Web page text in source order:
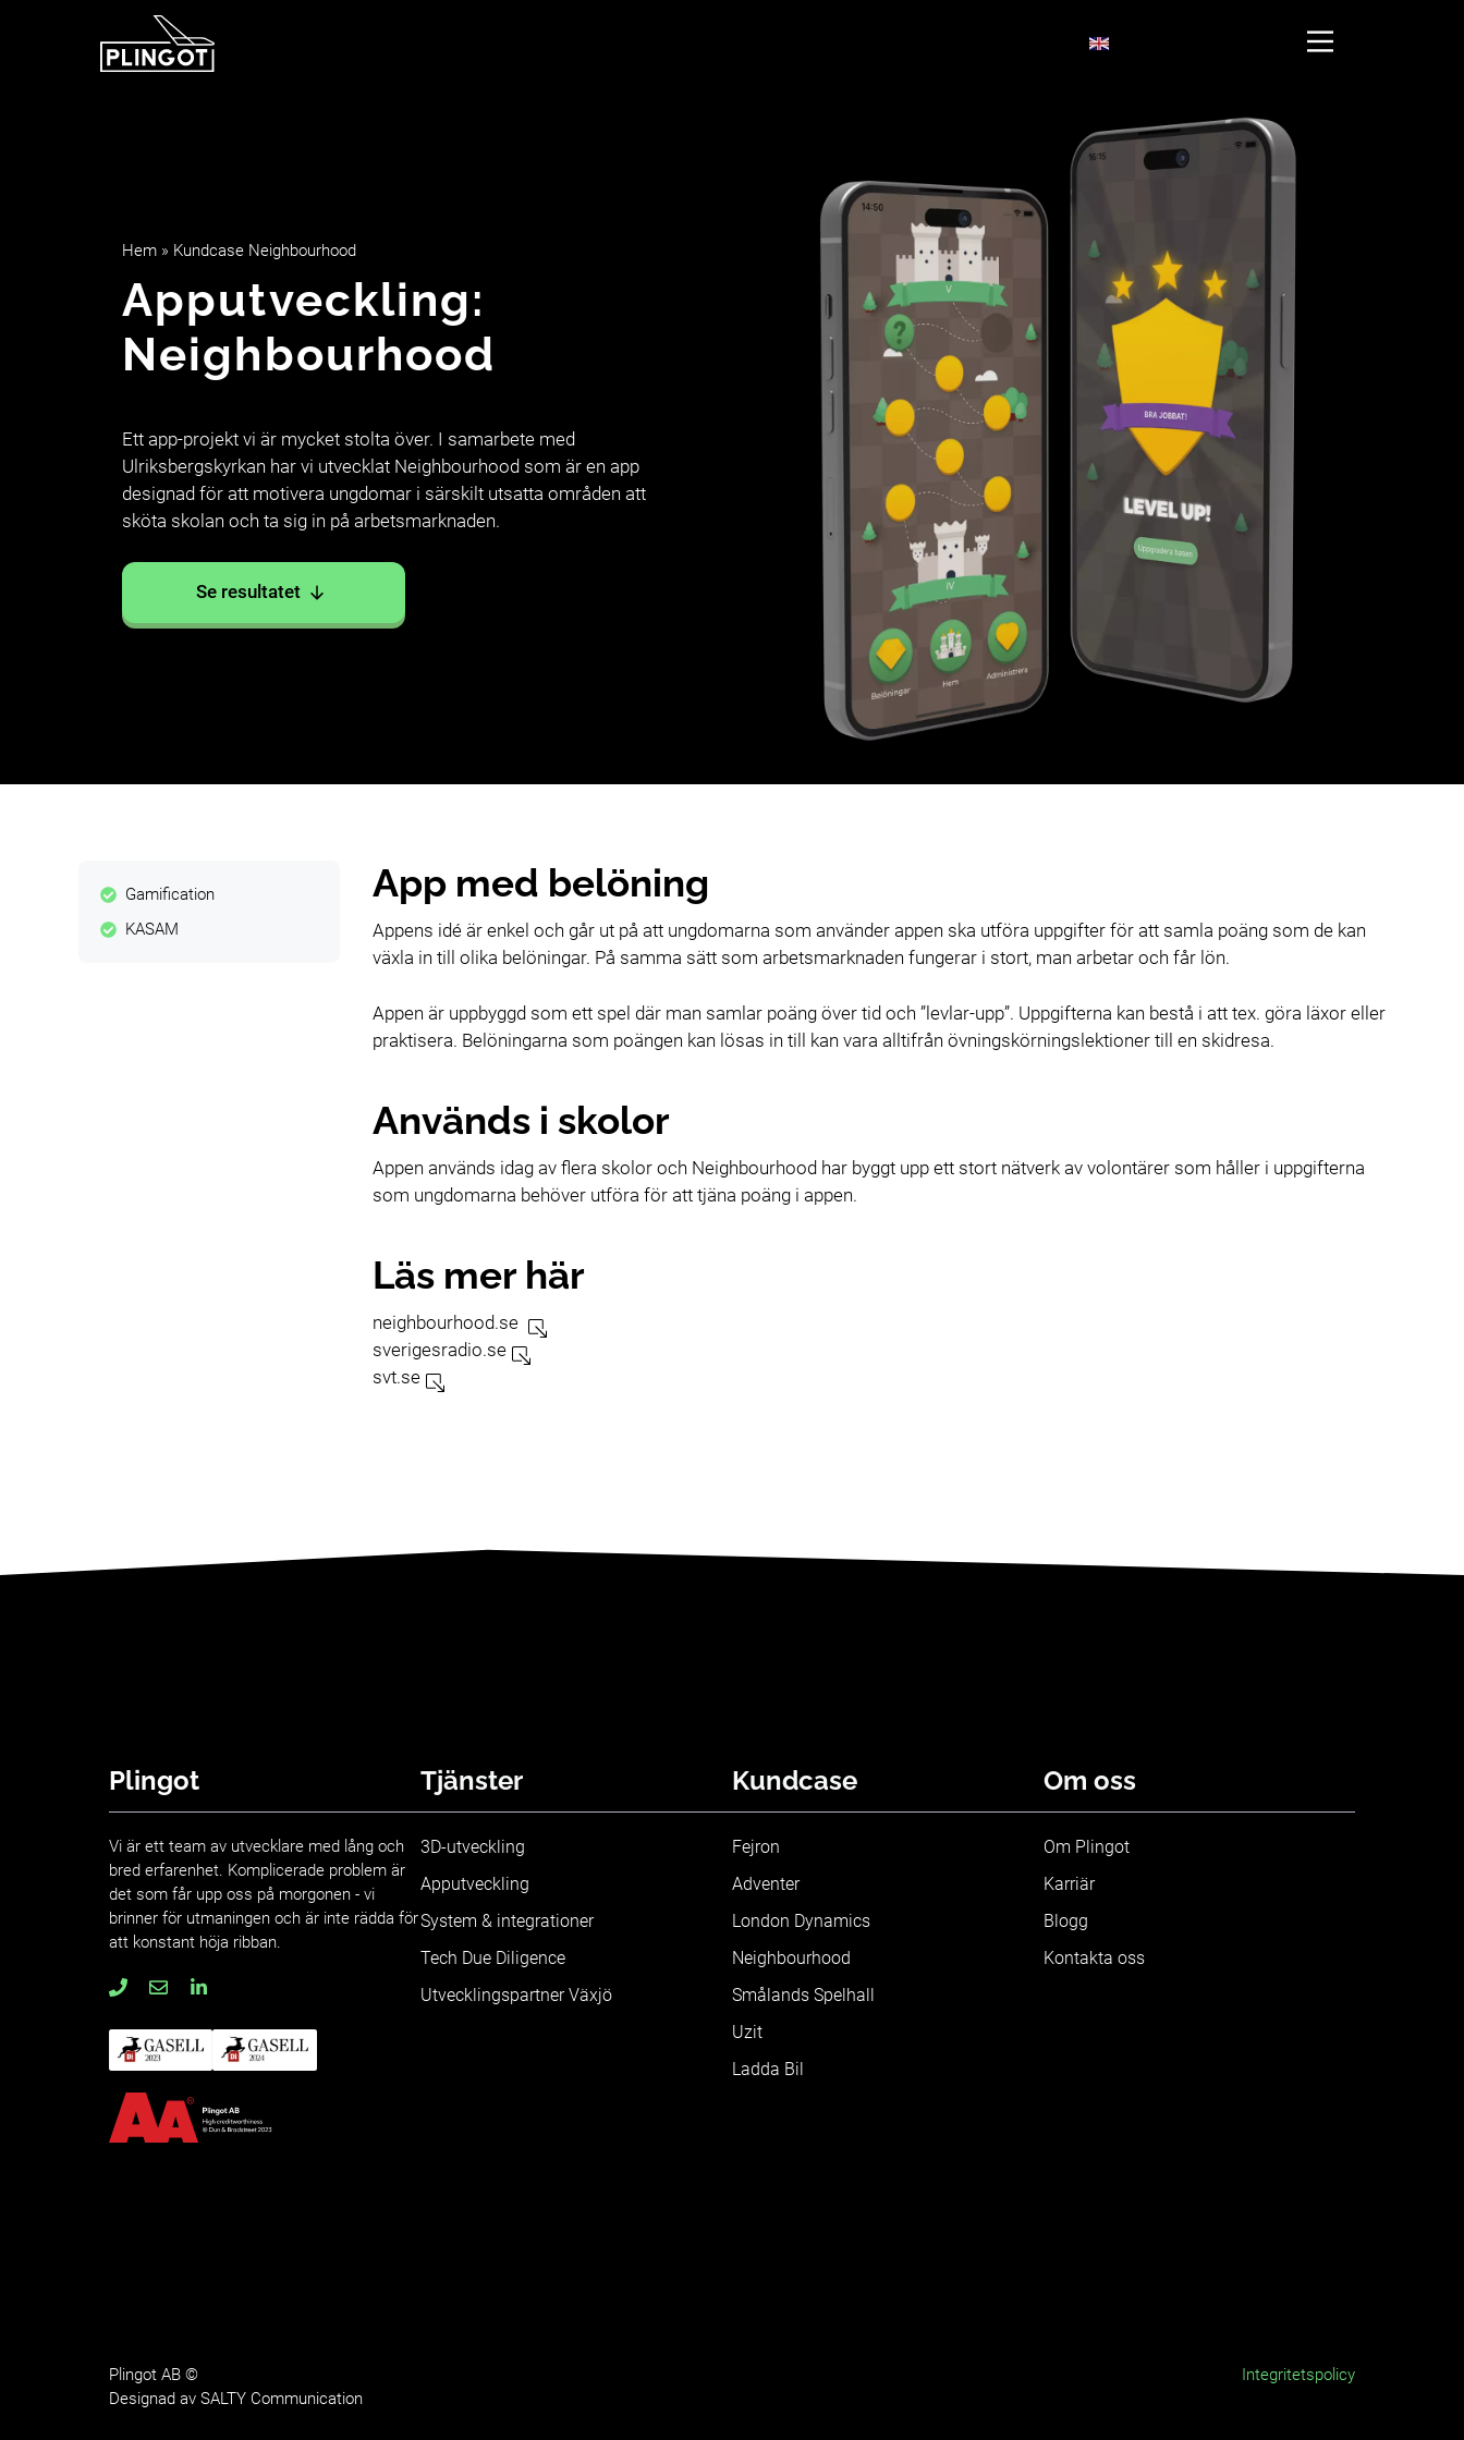
Hem » Kundcase Neighbourhood
Apputveckling:
Neighbourhood
Ett app-projekt vi är mycket stolta över. I samarbete med
Ulriksbergskyrkan har vi utvecklat Neighbourhood som är en app
designad för att motivera ungdomar i särskilt utsatta områden att
sköta skolan och ta sig in på arbetsmarknaden.
Se resultatet
Gamification
KASAM
App med belöning
Appens idé är enkel och går ut på att ungdomarna som använder appen ska utföra uppgifter för att samla poäng som de kan
växla in till olika belöningar. På samma sätt som arbetsmarknaden fungerar i stort, man arbetar och får lön.
Appen är uppbyggd som ett spel där man samlar poäng över tid och ”levlar-upp”. Uppgifterna kan bestå i att tex. göra läxor eller
praktisera. Belöningarna som poängen kan lösas in till kan vara alltifrån övningskörningslektioner till en skidresa.
Används i skolor
Appen används idag av flera skolor och Neighbourhood har byggt upp ett stort nätverk av volontärer som håller i uppgifterna
som ungdomarna behöver utföra för att tjäna poäng i appen.
Läs mer här
neighbourhood.se
sverigesradio.se
svt.se
Plingot
Vi är ett team av utvecklare med lång och
bred erfarenhet. Komplicerade problem är
det som får upp oss på morgonen - vi
brinner för utmaningen och är inte rädda för
att konstant höja ribban.
Tjänster
3D-utveckling
Apputveckling
System & integrationer
Tech Due Diligence
Utvecklingspartner Växjö
Kundcase
Fejron
Adventer
London Dynamics
Neighbourhood
Smålands Spelhall
Uzit
Ladda Bil
Om oss
Om Plingot
Karriär
Blogg
Kontakta oss
Plingot AB ©
Designad av SALTY Communication
Integritetspolicy